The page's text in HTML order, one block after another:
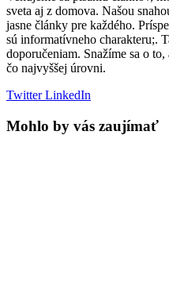
sveta aj z domova. Našou
jasne články pre každého.
sú informatívneho charakteru;.
doporučeniam. Snažíme sa o
čo najvyššej úrovni.
TwitterLinkedIn
Mohlo by vás zaujímať